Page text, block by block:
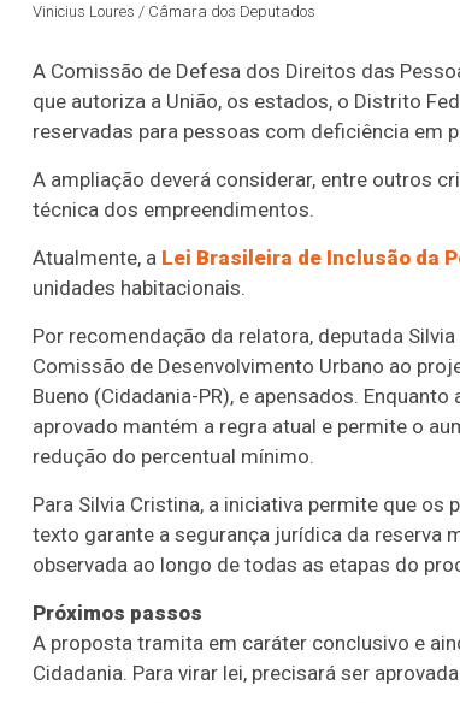
Vinicius Loures / Câmara dos Deputados
A Comissão de Defesa dos Direitos das
que autoriza a União, os estados, o Distrito
reservadas para pessoas com deficiência em
A ampliação deverá considerar, entre outros
técnica dos empreendimentos.
Atualmente, a Lei Brasileira de Inclusão da
unidades habitacionais.
Por recomendação da relatora, deputada
Comissão de Desenvolvimento Urbano ao
Bueno (Cidadania-PR), e apensados.
aprovado mantém a regra atual e permite o
redução do percentual mínimo.
Para Silvia Cristina, a iniciativa permite que
texto garante a segurança jurídica da reserva
observada ao longo de todas as etapas do
Próximos passos
A proposta tramita em caráter conclusivo e
Cidadania. Para virar lei, precisará ser